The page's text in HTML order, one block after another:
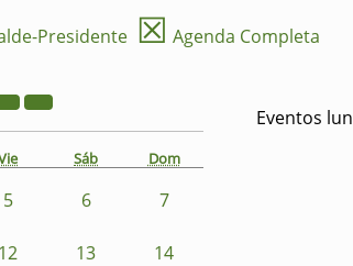
Presidente ☒ Agenda Completa
Sáb Dom
5 6 7
12 13 14
Eventos